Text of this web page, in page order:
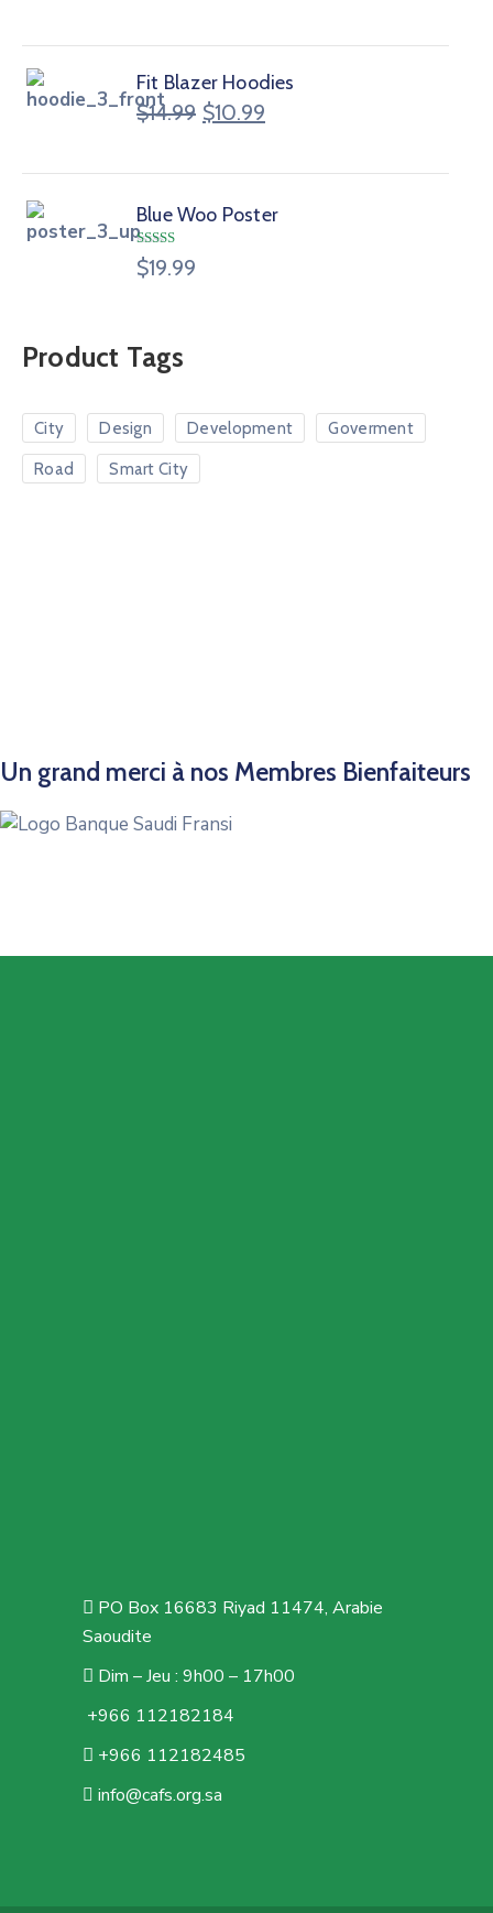
Fit Blazer Hoodies
$14.99 $10.99
Blue Woo Poster
Note 4.00
sur 5
$19.99
Product Tags
City Design Development Goverment
Road Smart City
Un grand merci à nos Membres Bienfaiteurs
PO Box 16683 Riyad 11474, Arabie
Saoudite
Dim – Jeu : 9h00 – 17h00
+966 112182184
+966 112182485
info@cafs.org.sa